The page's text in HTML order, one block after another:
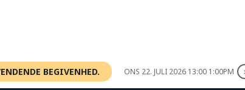
BEGIVENHED. ONS 22. JULI 2026 13:00 1:00PM